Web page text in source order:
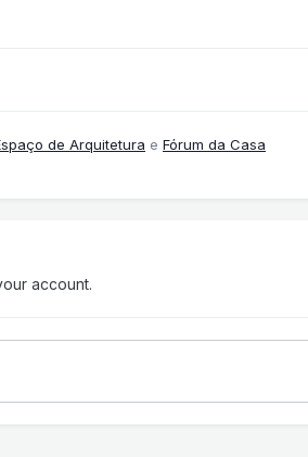
de Arquitetura e Fórum da Casa
account.